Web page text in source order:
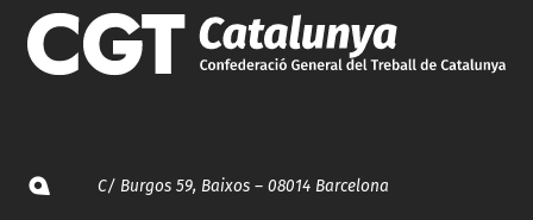
C/ Burgos 59, Baixos – 08014 Barcelona